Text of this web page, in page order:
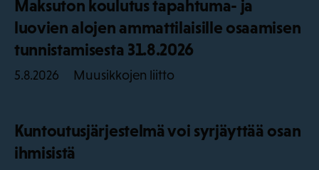
Maksuton koulutus tapahtuma- ja
luovien alojen ammattilaisille osaamisen
tunnistamisesta 31.8.2026
5.8.2026 Muusikkojen liitto
Kuntoutusjärjestelmä voi syrjäyttää osan
ihmisistä